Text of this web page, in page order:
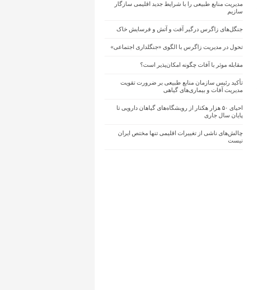
مدیریت منابع طبیعی را با شرایط جدید اقلیمی سازگار
سازیم
جنگل‌های زاگرس درگیر آفت و آتش و فرسایش خاک
تحول در مدیریت زاگرس با الگوی «جنگلداری اجتماعی»
مقابله موثر با آفات چگونه امکان‌پذیر است؟
تأکید رئیس سازمان منابع طبیعی بر ضرورت تقویت
مدیریت آفات و بیماری‌های گیاهی
احیای ۵۰ هزار هکتار از رویشگاه‌های گیاهان دارویی تا
پایان سال جاری
چالش‌های ناشی از تغییرات اقلیمی تنها مختص ایران
نیست